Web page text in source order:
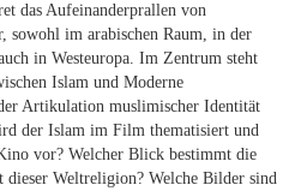
das Aufeinanderprallen von
sowohl im arabischen Raum, in der
in Westeuropa. Im Zentrum steht
Islam und Moderne
Artikulation muslimischer Identität
der Islam im Film thematisiert und
vor? Welcher Blick bestimmt die
dieser Weltreligion? Welche Bilder sind